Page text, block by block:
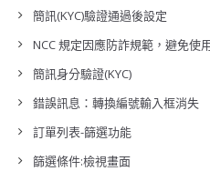
簡訊(KYC)驗證通過後設定
NCC 規定因應防詐規範，避免使
簡訊身分驗證(KYC)
錯誤訊息：轉換編號輸入框消失
訂單列表-篩選功能
篩選條件:檢視畫面